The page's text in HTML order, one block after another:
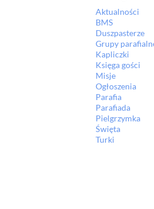
Aktualności
BMS
Duszpasterze
Grupy
Kapliczki
Księga gości
Misje
Ogłoszenia
Parafia
Parafiada
Pielgrzymka
Święta
Turki